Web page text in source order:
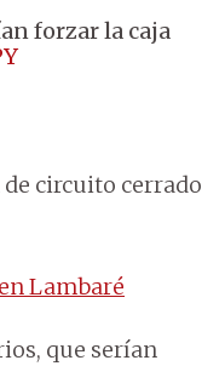
forzar la caja
circuito cerrado
Lambaré
que serían